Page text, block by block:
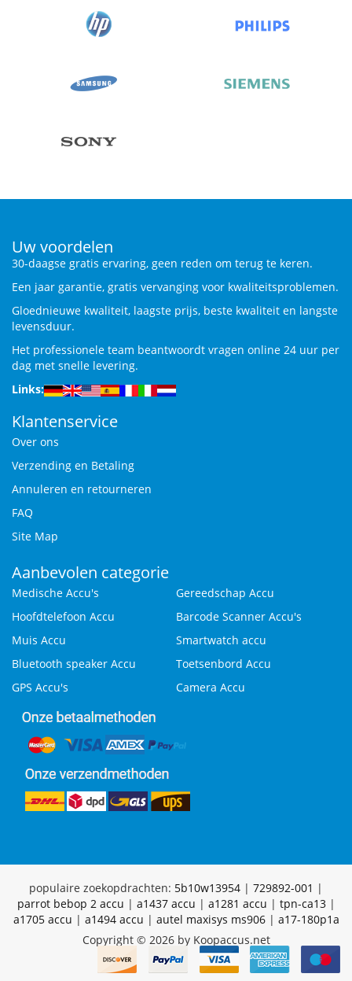
Uw voordelen
30-daagse gratis ervaring, geen reden om terug te keren.
Een jaar garantie, gratis vervanging voor kwaliteitsproblemen.
Gloednieuwe kwaliteit, laagste prijs, beste kwaliteit en langste
levensduur.
Het professionele team beantwoordt vragen online 24 uur per
dag met snelle levering.
Links:
Klantenservice
Over ons
Verzending en Betaling
Annuleren en retourneren
FAQ
Site Map
Aanbevolen categorie
Medische Accu's
Gereedschap Accu
Hoofdtelefoon Accu
Barcode Scanner Accu's
Muis Accu
Smartwatch accu
Bluetooth speaker Accu
Toetsenbord Accu
GPS Accu's
Camera Accu
populaire zoekopdrachten: 5b10w13954 | 729892-001 |
parrot bebop 2 accu | a1437 accu | a1281 accu | tpn-ca13|
a1705 accu | a1494 accu | autel maxisys ms906| a17-180p1a
Copyright © 2026 by Koopaccus.net